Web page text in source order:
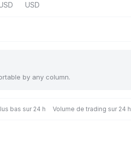
USD
by any column.
bas sur 24 h Volume de trading sur 24 h